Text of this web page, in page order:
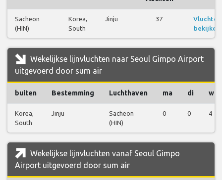
Sacheon
(HIN)
Korea,
South
Jinju 37
Vluchten
bekijken
Wekelijkse lijnvluchten naar Seoul Gimpo Airport
uitgevoerd door sum air
buiten Bestemming Luchthaven ma di wo
Korea,
South
Jinju
Sacheon
(HIN)
0 0 4
Wekelijkse lijnvluchten vanaf Seoul Gimpo
Airport uitgevoerd door sum air